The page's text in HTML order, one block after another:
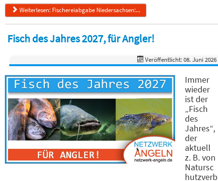
Weiterlesen: Fischereiabgabe Niedersachsen:...
Fisch des Jahres 2027, für Angler!
Veröffentlicht: 08. Juni 2026
Immer
wieder
ist der
„Fisch
des
Jahres“,
der
aktuell
z. B. von
Natursc
hutzverb